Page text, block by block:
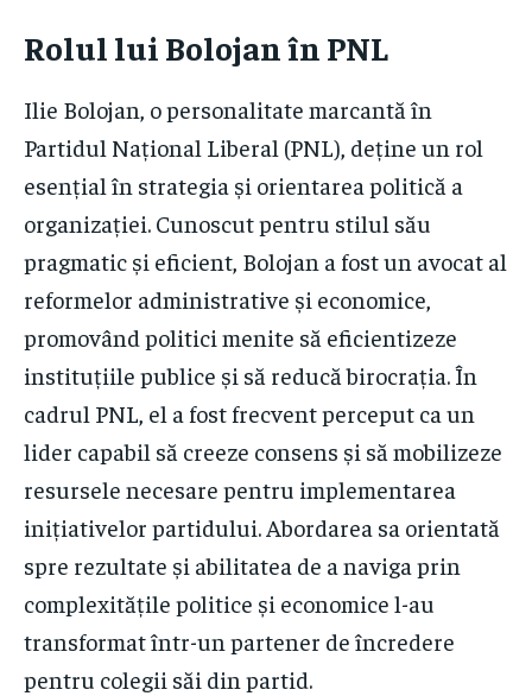
Rolul lui Bolojan în PNL
Ilie Bolojan, o personalitate marcantă în
Partidul Național Liberal (PNL), deține un rol
esențial în strategia și orientarea politică a
organizației. Cunoscut pentru stilul său
pragmatic și eficient, Bolojan a fost un avocat al
reformelor administrative și economice,
promovând politici menite să eficientizeze
instituțiile publice și să reducă birocrația. În
cadrul PNL, el a fost frecvent perceput ca un
lider capabil să creeze consens și să mobilizeze
resursele necesare pentru implementarea
inițiativelor partidului. Abordarea sa orientată
spre rezultate și abilitatea de a naviga prin
complexitățile politice și economice l-au
transformat într-un partener de încredere
pentru colegii săi din partid.